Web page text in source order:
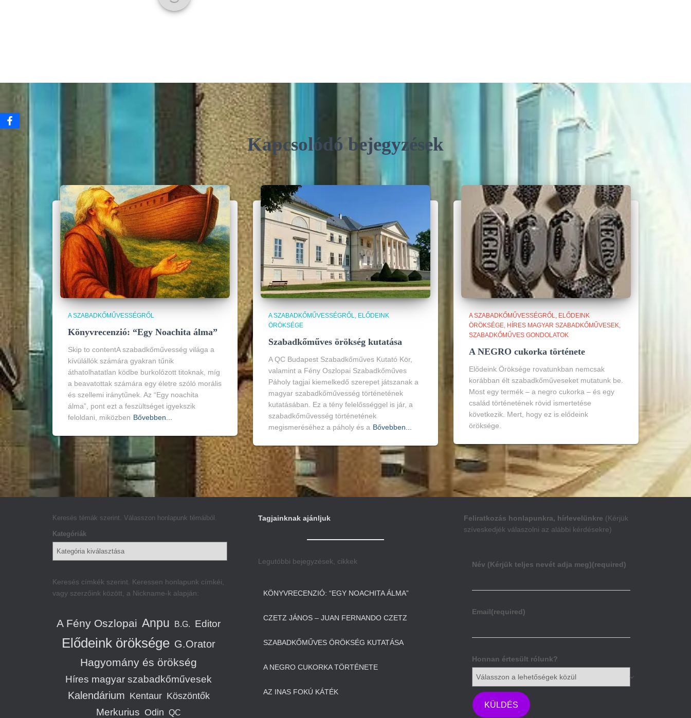
Kapcsolódó bejegyzések
A SZABADKŐMŰVESSÉGRŐL
Könyvrecenzió: “Egy Noachita álma”
Skip to contentA szabadkőművesség világa a
kívülállók számára gyakran tűnik
áthatolhatatlan ködbe burkolózott titoknak, míg
a beavatottak számára egy életre szóló morális
és szellemi iránytűnek. Az “Egy noachita
álma”, pont ezt a feszültséget igyekszik
feloldani, miközben Bővebben...
A SZABADKŐMŰVESSÉGRŐL ELŐDEINK
ÖRÖKSÉGE
Szabadkőműves örökség kutatása
A QC Budapest Szabadkőműves Kutató Kör,
valamint a Fény Oszlopai Szabadkőműves
Páholy tagjai kiemelkedő szerepet játszanak a
magyar szabadkőművesség történetének
kutatásában. Ez a tény felelősséggel is jár, a
szabadkőművesség történetének
megismeréséhez a páholy és a Bővebben...
A SZABADKŐMŰVESSÉGRŐL ELŐDEINK
ÖRÖKSÉGE HÍRES MAGYAR SZABADKŐMŰVESEK
SZABADKŐMŰVES GONDOLATOK
A NEGRO cukorka története
Elődeink Öröksége rovatunkban nemcsak
korábban élt szabadkőműveseket mutatunk be.
Most egy termék – a negro cukorka – és egy
család történetének rövid ismertetése
következik. Mert, hogy ez is elődeink
öröksége.
Keresés témák szerint. Válasszon honlapunk témáiból.
Kategóriák
Keresés címkék szerint. Keressen honlapunk címkéi,
vagy szerzőink között, a Nickname-k alapján:
A Fény Oszlopai Anpu B.G. Editor
Elődeink öröksége G.Orator
Hagyomány és örökség
Híres magyar szabadkőművesek
Kalendárium Kentaur Köszöntők
Merkurius Odin QC
Tagjainknak ajánljuk
Legutóbbi bejegyzések, cikkek
KÖNYVRECENZIÓ: “EGY NOACHITA ÁLMA”
CZETZ JÁNOS – JUAN FERNANDO CZETZ
SZABADKŐMŰVES ÖRÖKSÉG KUTATÁSA
A NEGRO CUKORKA TÖRTÉNETE
AZ INAS FOKÚ KÁTÉK
Feliratkozás honlapunkra, hírlevelünkre (Kérjük
szíveskedjék válaszolni az alábbi kérdésekre)
Név (Kérjük teljes nevét adja meg)(required)
Email(required)
Honnan értesült rólunk?
KÜLDÉS